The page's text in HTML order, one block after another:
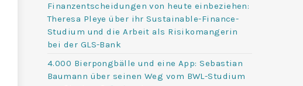
Finanzentscheidungen von heute einbeziehen:
Theresa Pleye über ihr Sustainable-Finance-
Studium und die Arbeit als Risikomangerin
bei der GLS-Bank
4.000 Bierpongbälle und eine App: Sebastian
Baumann über seinen Weg vom BWL-Studium